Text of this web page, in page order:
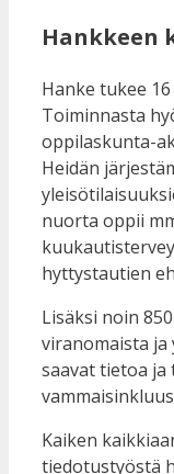
Hankkeen
Hanke tukee
Toiminnasta
oppilaskunta-
Heidän
nuorta oppii
hyttystautien
Lisäksi noin
viranomaista ja
saavat tietoa
Kaiken
tiedotustyöstä